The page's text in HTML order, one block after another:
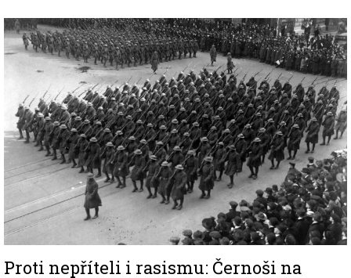
Image
Proti nepříteli i rasismu: Černoši na